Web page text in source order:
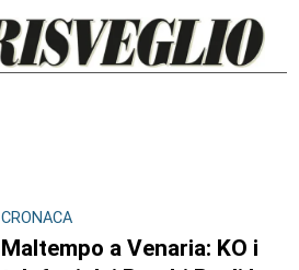
CRONACA
Maltempo a Venaria: KO i